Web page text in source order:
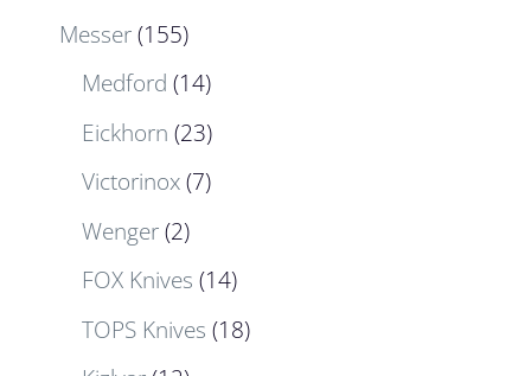
Messer(155)
Medford (14)
Eickhorn (23)
Victorinox(7)
Wenger(2)
FOX Knives (14)
TOPS Knives (18)